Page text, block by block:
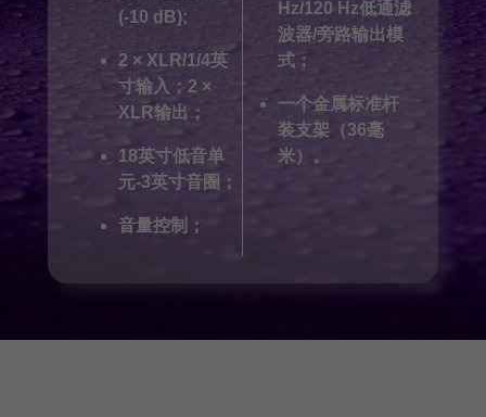
(-10 dB);
2 × XLR/1/4英
寸输入；2 ×
XLR输出；
18英寸低音单
元-3英寸音圈；
音量控制；
Hz/120 Hz低通滤
波器/旁路输出模
式；
一个金属标准杆
装支架（36毫
米）。